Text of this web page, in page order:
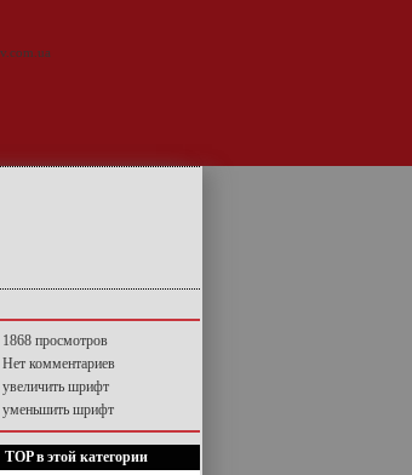
1868 просмотров
Нет комментариев
увеличить шрифт
уменьшить шрифт
TOP в этой категории